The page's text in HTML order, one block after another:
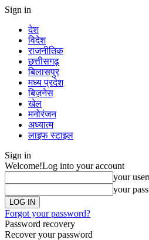
Sign in
देश
विदेश
राजनीतिक
छत्तीसगढ़
बिलासपुर
मध्य प्रदेश
बिज़नेस
खेल
मनोरंजन
अध्यात्म
लाइफ स्टाइल
Sign in
Welcome!Log into your account
your
your
Forgot your password?
Password recovery
Recover your password